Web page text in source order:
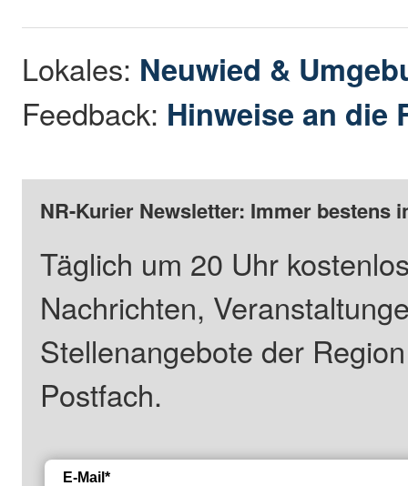
Lokales: Neuwied &
Feedback: Hinweise an die
NR-Kurier Newsletter: Immer bestens
Täglich um 20 Uhr
Nachrichten,
Stellenangebote der
Postfach.
E-Mail*